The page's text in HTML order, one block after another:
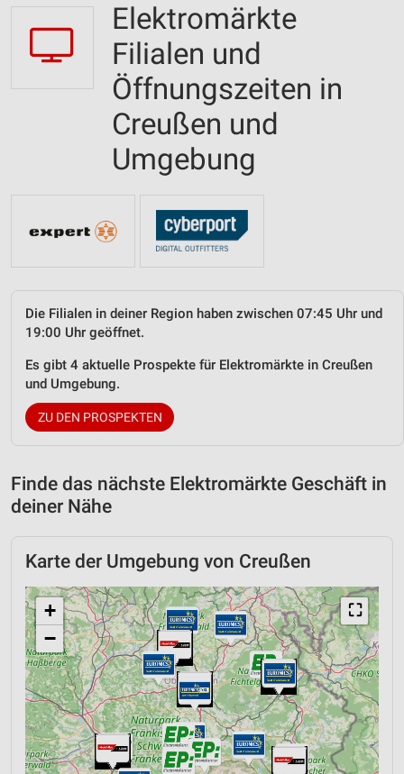
Elektromärkte
Filialen und
Öffnungszeiten in
Creußen und
Umgebung
Die Filialen in deiner Region haben zwischen 07:45 Uhr und
19:00 Uhr geöffnet.
Es gibt 4 aktuelle Prospekte für Elektromärkte in Creußen
und Umgebung.
ZU DEN PROSPEKTEN
Finde das nächste Elektromärkte Geschäft in
deiner Nähe
Karte der Umgebung von Creußen
⛶
+
−